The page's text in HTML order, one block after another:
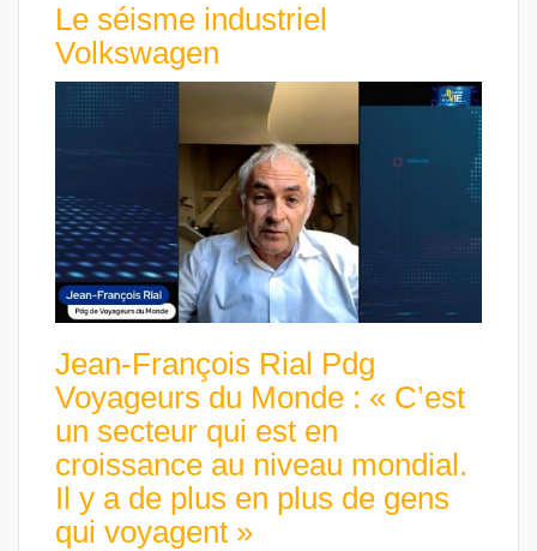
Le séisme industriel
Volkswagen
Jean-François Rial Pdg
Voyageurs du Monde : « C’est
un secteur qui est en
croissance au niveau mondial.
Il y a de plus en plus de gens
qui voyagent »